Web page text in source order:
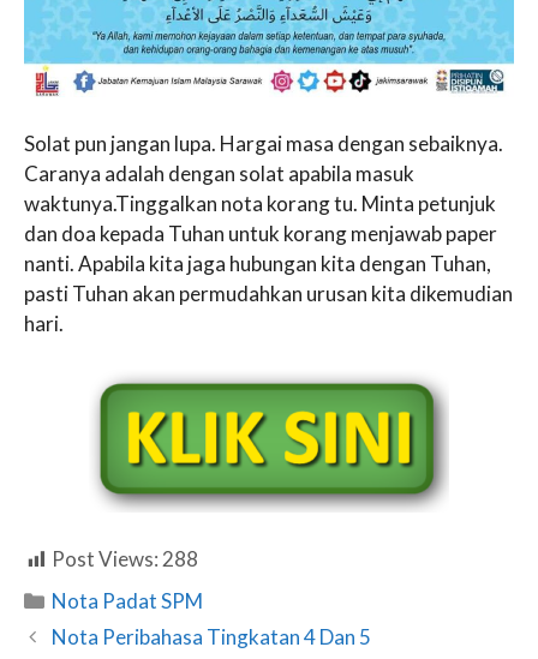
Solat pun jangan lupa. Hargai masa dengan sebaiknya.
Caranya adalah dengan solat apabila masuk
waktunya.Tinggalkan nota korang tu. Minta petunjuk
dan doa kepada Tuhan untuk korang menjawab paper
nanti. Apabila kita jaga hubungan kita dengan Tuhan,
pasti Tuhan akan permudahkan urusan kita dikemudian
hari.
Post Views: 288
Categories
Nota Padat SPM
Nota Peribahasa Tingkatan 4 Dan 5